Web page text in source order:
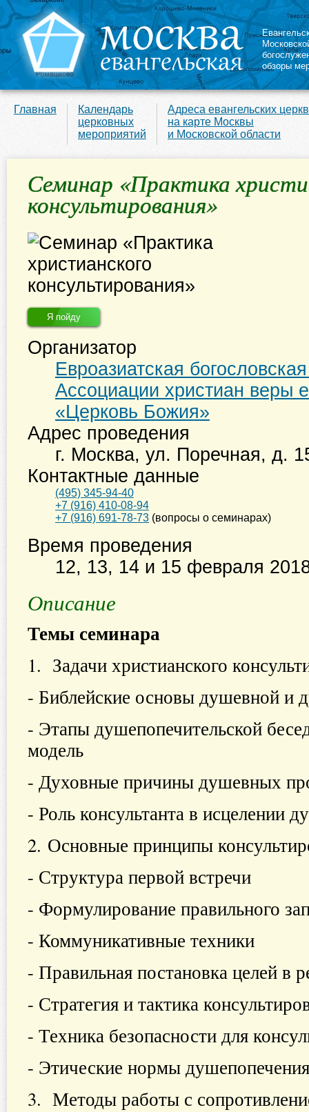
обзоры
Главная
Календарь
церковных
мероприятий
Адреса евангельских
на карте Москвы
и Московской области
Семинар «Практика
консультирования»
Я пойду
Организатор
Евроазиатская
Ассоциации христиан веры
«Церковь Божия»
Адрес проведения
г. Москва, ул. Поречная, д.
Контактные данные
(495) 345-94-40
+7 (916) 410-08-94
+7 (916) 691-78-73 (вопросы о семинарах)
Время проведения
12, 13, 14 и 15 февраля
Описание
Темы семинара
1. Задачи христианского
- Библейские основы душевной и
- Этапы душепопечительской
модель
- Духовные причины душевных
- Роль консультанта в исцелении
2. Основные принципы
- Структура первой встречи
- Формулирование правильного
- Коммуникативные техники
- Правильная постановка целей в
- Стратегия и тактика
- Техника безопасности для
- Этические нормы душепопечения
3. Методы работы с